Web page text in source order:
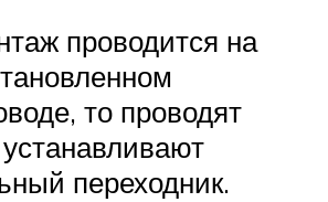
проводится на
то проводят
переходник.